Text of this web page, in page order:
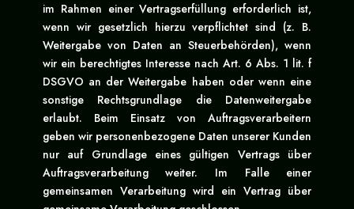
im Rahmen einer Vertragserfüllung erforderlich ist,
wenn wir gesetzlich hierzu verpflichtet sind (z. B.
Weitergabe von Daten an Steuerbehörden), wenn
wir ein berechtigtes Interesse nach Art. 6 Abs. 1 lit. f
DSGVO an der Weitergabe haben oder wenn eine
sonstige Rechtsgrundlage die Datenweitergabe
erlaubt. Beim Einsatz von Auftragsverarbeitern
geben wir personenbezogene Daten unserer Kunden
nur auf Grundlage eines gültigen Vertrags über
Auftragsverarbeitung weiter. Im Falle einer
gemeinsamen Verarbeitung wird ein Vertrag über